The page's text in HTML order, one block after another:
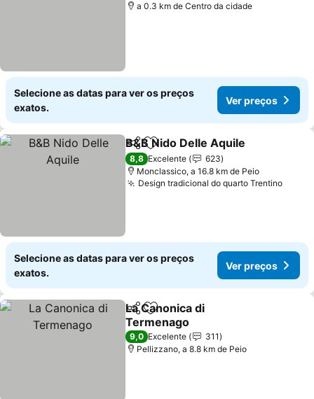
a 0.3 km de Centro da cidade
Selecione as datas para ver os preços
exatos.
Ver preços
PartilharAdicionar aos favoritos
B&B Nido Delle Aquile
8,8 Excelente
623
Monclassico, a 16.8 km de Peio
Design tradicional do quarto TrentinoVer
Selecione as datas para ver os preços
exatos.
Ver preços
PartilharAdicionar aos favoritos
La Canonica di
Termenago
Ver preços
9,0 Excelente
311
Pellizzano, a 8.8 km de Peio